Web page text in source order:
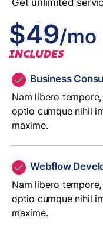
$49/mo
INCLUDES
Business
Nam libero
optio cumque nihil
maxime.
Webflow
Nam libero
optio cumque nihil
maxime.